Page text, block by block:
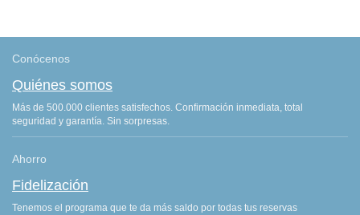
Conócenos
Quiénes somos
Más de 500.000 clientes satisfechos. Confirmación inmediata, total
seguridad y garantía. Sin sorpresas.
Ahorro
Fidelización
Tenemos el programa que te da más saldo por todas tus reservas